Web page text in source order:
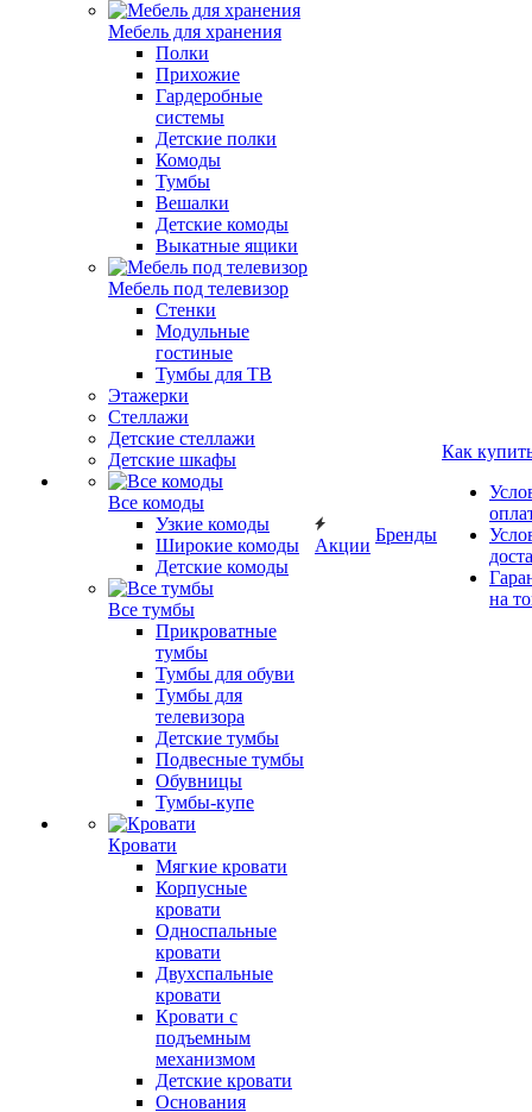
Мебель для хранения
Полки
Прихожие
Гардеробные
системы
Детские полки
Комоды
Тумбы
Вешалки
Детские комоды
Выкатные ящики
Мебель под телевизор
Стенки
Модульные
гостиные
Тумбы для ТВ
Этажерки
Стеллажи
Детские стеллажи
Детские шкафы
Все комоды
Узкие комоды
Широкие комоды
Детские комоды
Все тумбы
Прикроватные
тумбы
Тумбы для обуви
Тумбы для
телевизора
Детские тумбы
Подвесные тумбы
Обувницы
Тумбы-купе
Кровати
Мягкие кровати
Корпусные
кровати
Односпальные
кровати
Двухспальные
кровати
Кровати с
подъемным
механизмом
Детские кровати
Основания
Акции
Бренды
Как
на